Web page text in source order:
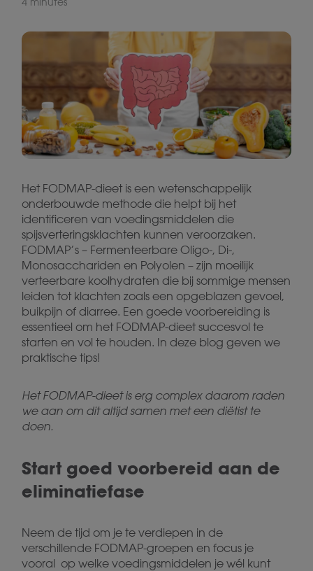
Het FODMAP-dieet is een wetenschappelijk
onderbouwde methode die helpt bij het
identificeren van voedingsmiddelen die
spijsverteringsklachten kunnen veroorzaken.
FODMAP’s – Fermenteerbare Oligo-, Di-,
Monosacchariden en Polyolen – zijn moeilijk
verteerbare koolhydraten die bij sommige mensen
leiden tot klachten zoals een opgeblazen gevoel,
buikpijn of diarree. Een goede voorbereiding is
essentieel om het FODMAP-dieet succesvol te
starten en vol te houden. In deze blog geven we
praktische tips!
Het FODMAP-dieet is erg complex daarom raden
we aan om dit altijd samen met een diëtist te
doen.
Start goed voorbereid aan de
eliminatiefase
Neem de tijd om je te verdiepen in de
verschillende FODMAP-groepen en focus je
vooral op welke voedingsmiddelen je wél kunt